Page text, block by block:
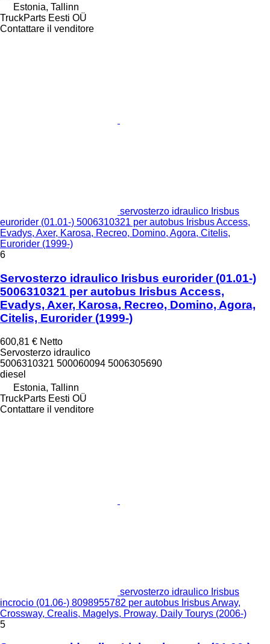
Estonia, Tallinn
TruckParts Eesti OÜ
Contattare il venditore
servosterzo idraulico Irisbus
eurorider (01.01-) 5006310321 per autobus Irisbus Access,
Evadys, Axer, Karosa, Recreo, Domino, Agora, Citelis,
Eurorider (1999-)
6
Servosterzo idraulico Irisbus eurorider (01.01-)
5006310321 per autobus Irisbus Access,
Evadys, Axer, Karosa, Recreo, Domino, Agora,
Citelis, Eurorider (1999-)
600,81 € Netto
Servosterzo idraulico
5006310321 500060094 5006305690
diesel
Estonia, Tallinn
TruckParts Eesti OÜ
Contattare il venditore
servosterzo idraulico Irisbus
incrocio (01.06-) 8098955782 per autobus Irisbus Arway,
Crossway, Crealis, Magelys, Proway, Daily Tourys (2006-)
5